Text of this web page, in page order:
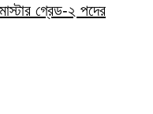
গ্রেড-২ পদের